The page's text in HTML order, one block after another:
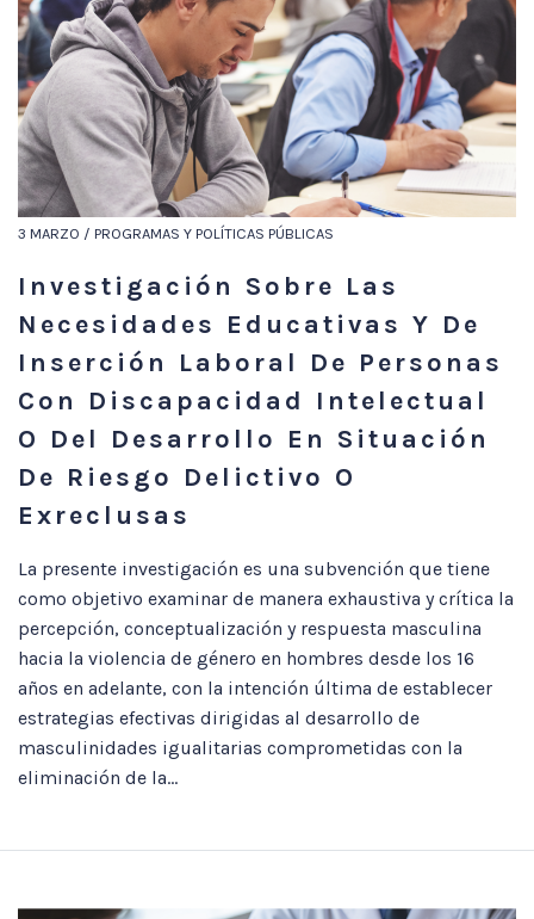
3 MARZO / PROGRAMAS Y POLÍTICAS PÚBLICAS
Investigación Sobre Las
Necesidades Educativas Y De
Inserción Laboral De Personas
Con Discapacidad Intelectual
O Del Desarrollo En Situación
De Riesgo Delictivo O
Exreclusas
La presente investigación es una subvención que tiene
como objetivo examinar de manera exhaustiva y crítica la
percepción, conceptualización y respuesta masculina
hacia la violencia de género en hombres desde los 16
años en adelante, con la intención última de establecer
estrategias efectivas dirigidas al desarrollo de
masculinidades igualitarias comprometidas con la
eliminación de la...